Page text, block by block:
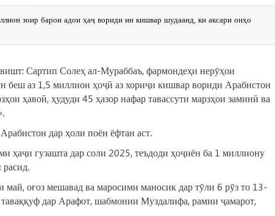
зоир барои адои ҳаҷ вориди ин кишвар шудаанд, ки аксари онҳо
Сартип Солеҳ ал-Мураббаъ, фармондеҳи нерӯҳои
беш аз 1,5 миллион ҳоҷӣ аз хориҷи кишвар вориди Арабистон
ҳавоӣ, ҳудуди 45 ҳазор нафар тавассути марзҳои заминӣ ва
дар ҳоли поён ёфтан аст.
ҳаҷи гузашта дар соли 2025, теъдоди ҳоҷиён ба 1 миллиону
оғоз мешавад ва маросими маносик дар тӯли 6 рӯз то 13-
дар Арафот, шабмонии Муздалифа, рамии ҷамарот,